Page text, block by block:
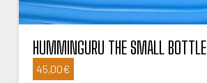
HUMMINGURU THE SMALL BOTTLE
45,00€